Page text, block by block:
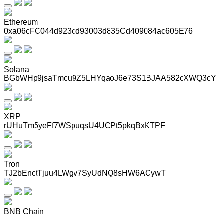
Ethereum
0xa06cFC044d923cd93003d835Cd409084ac605E76
Solana
BGbWHp9jsaTmcu9Z5LHYqaoJ6e73S1BJAA582cXWQ3cY
XRP
rUHuTm5yeFf7WSpuqsU4UCPt5pkqBxKTPF
Tron
TJ2bEnctTjuu4LWgv7SyUdNQ8sHW6ACywT
BNB Chain